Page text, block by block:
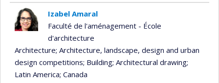
Izabel Amaral
Faculté de l'aménagement - École
d'architecture
Architecture; Architecture, landscape, design and urban
design competitions; Building; Architectural drawing;
Latin America; Canada